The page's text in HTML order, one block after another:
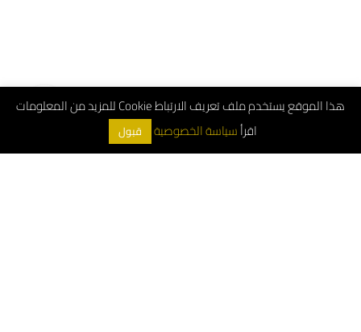
هذا الموقع يستخدم ملف تعريف الارتباط Cookie للمزيد من المعلومات
اقرأسياسة الخصوصية قبول